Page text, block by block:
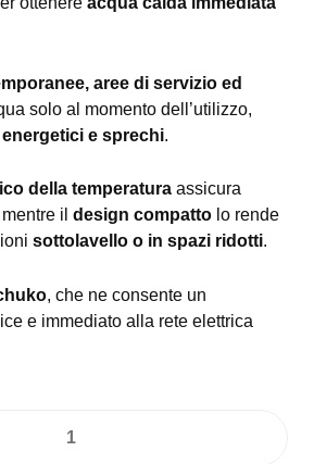
aree di servizio ed
solo al momento dell’utilizzo,
e sprechi.
della temperatura assicura
il design compatto lo rende
sottolavello o in spazi ridotti.
, che ne consente un
e immediato alla rete elettrica
Scaldabagno